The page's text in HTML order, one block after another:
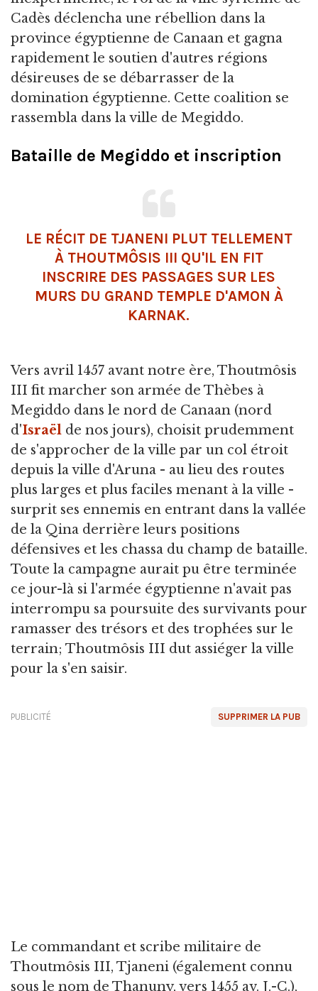
Cadès déclencha une rébellion dans la
province égyptienne de Canaan et gagna
rapidement le soutien d'autres régions
désireuses de se débarrasser de la
domination égyptienne. Cette coalition se
rassembla dans la ville de Megiddo.
Bataille de Megiddo et inscription
LE RÉCIT DE TJANENI PLUT TELLEMENT
À THOUTMÔSIS III QU'IL EN FIT
INSCRIRE DES PASSAGES SUR LES
MURS DU GRAND TEMPLE D'AMON À
KARNAK.
Vers avril 1457 avant notre ère, Thoutmôsis
III fit marcher son armée de Thèbes à
Megiddo dans le nord de Canaan (nord
d'Israël de nos jours), choisit prudemment
de s'approcher de la ville par un col étroit
depuis la ville d'Aruna - au lieu des routes
plus larges et plus faciles menant à la ville -
surprit ses ennemis en entrant dans la vallée
de la Qina derrière leurs positions
défensives et les chassa du champ de bataille.
Toute la campagne aurait pu être terminée
ce jour-là si l'armée égyptienne n'avait pas
interrompu sa poursuite des survivants pour
ramasser des trésors et des trophées sur le
terrain; Thoutmôsis III dut assiéger la ville
pour la s'en saisir.
SUPPRIMER LA PUB
PUBLICITÉ
Le commandant et scribe militaire de
Thoutmôsis III, Tjaneni (également connu
sous le nom de Thanuny, vers 1455 av. J.-C.),